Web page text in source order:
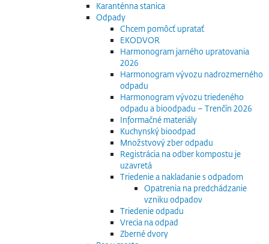
Karanténna stanica
Odpady
Chcem pomôcť upratať
EKODVOR
Harmonogram jarného upratovania
2026
Harmonogram vývozu nadrozmerného
odpadu
Harmonogram vývozu triedeného
odpadu a bioodpadu – Trenčín 2026
Informačné materiály
Kuchynský bioodpad
Množstvový zber odpadu
Registrácia na odber kompostu je
uzavretá
Triedenie a nakladanie s odpadom
Opatrenia na predchádzanie
vzniku odpadov
Triedenie odpadu
Vrecia na odpad
Zberné dvory